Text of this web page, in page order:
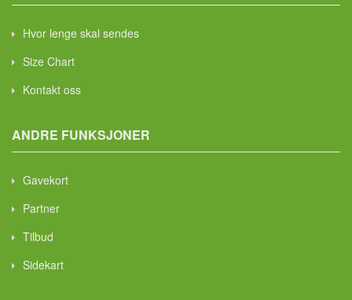
Hvor lenge skal sendes
Size Chart
Kontakt oss
ANDRE FUNKSJONER
Gavekort
Partner
Tilbud
Sidekart